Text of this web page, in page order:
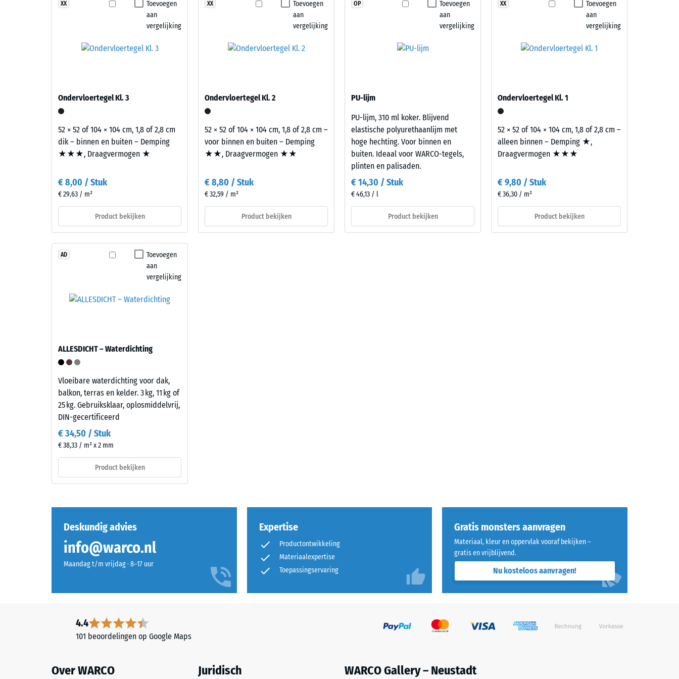
Voor het onderhoud volstaan water en gangbare reinigingsmiddelen. Vuil kan eenvoudig worden
verwijderd met een bezem, tuinslang of hogedrukreiniger. Door de robuuste structuur blijven de
Cotta
roodbruine
een
oppervlak
met
mediterrane
Materiaal
Bestanddelen
en
opbouw
slijtlaag
van
circa
3,3
mm
bestaat
nieuw
geproduceerd,
doorgekleurd
en
schadstofvrij
(ethyleen-
dien-
monomeer),
UV-
polyurethaan.
zorgt
Slijtvastheid – Bestendigheid tegen abrasieve slijtage – Schaalwaarde 2 = "goed" (BS 7188)
Waterdoorlatendheid (EN 12616) – Score 4 = Infiltratie ca. 600 mm/u (600 l/h/m²)
Antislip (EN 16165) – Schaalwaarde 4 = gemiddelde acceptatiehoek ca. 16°, groep R10
Schijnbare
dichtheid
schaalwaarde
780
tot
840
poriën,
holtes
ligt
product
Toevoegen
aan
vergelijking
XX
Ondervloertegel Kl. 3
52 × 52 of 104 × 104 cm, 1,8 of 2,8 cm
dik – binnen en buiten – Demping
★★★, Draagvermogen ★
€ 8,00 / Stuk
€ 29,63 / m²
Product bekijken
Toevoegen
aan
vergelijking
XX
Ondervloertegel Kl. 2
52 × 52 of 104 × 104 cm, 1,8 of 2,8 cm –
voor binnen en buiten – Demping
★★, Draagvermogen ★★
€ 8,80 / Stuk
€ 32,59 / m²
Product bekijken
Toevoegen
aan
vergelijking
OP
PU-lijm
PU-lijm, 310 ml koker. Blijvend
elastische polyurethaanlijm met
hoge hechting. Voor binnen en
buiten. Ideaal voor WARCO-tegels,
plinten en palisaden.
€ 14,30 / Stuk
€ 46,13 / l
Product bekijken
Toevoegen
aan
vergelijking
XX
Ondervloertegel Kl. 1
52 × 52 of 104 × 104 cm, 1,8 of 2,8 cm –
alleen binnen – Demping ★,
Draagvermogen ★★★
€ 9,80 / Stuk
€ 36,30 / m²
Product bekijken
Toevoegen
aan
vergelijking
AD
ALLESDICHT – Waterdichting
Vloeibare waterdichting voor dak,
balkon, terras en kelder. 3 kg, 11 kg of
25 kg. Gebruiksklaar, oplosmiddelvrij,
DIN-gecertificeerd
€ 34,50 / Stuk
€ 38,33 / m² x 2 mm
Product bekijken
Deskundig advies
info@warco.nl
Maandag t/m vrijdag · 8–17 uur
Expertise
Productontwikkeling
Materiaalexpertise
Toepassingservaring
Gratis monsters aanvragen
Materiaal, kleur en oppervlak vooraf bekijken –
gratis en vrijblijvend.
Nu kosteloos aanvragen!
4.4
101 beoordelingen op Google Maps
Over WARCO Juridisch WARCO Gallery – Neustadt